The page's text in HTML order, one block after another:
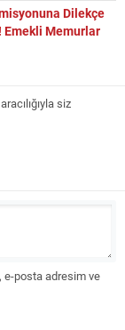
Dilekçe
Emekli Memurlar
siz
e-posta adresim ve